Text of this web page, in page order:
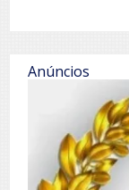
Anúncios